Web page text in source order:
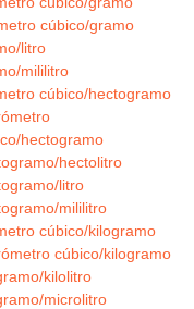
cúbico/gramo
litro
mililitro
cúbico/hectogramo
hectogramo
hectolitro
litro
mililitro
cúbico/kilogramo
cúbico/kilogramo
kilolitro
microlitro